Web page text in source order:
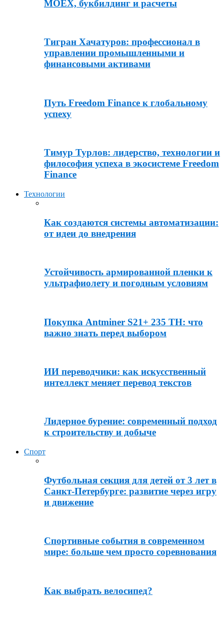
MOEX, букбилдинг и расчеты
Тигран Хачатуров: профессионал в
управлении промышленными и
финансовыми активами
Путь Freedom Finance к глобальному
успеху
Тимур Турлов: лидерство, технологии и
философия успеха в экосистеме Freedom
Finance
Технологии
Как создаются системы автоматизации:
от идеи до внедрения
Устойчивость армированной пленки к
ультрафиолету и погодным условиям
Покупка Antminer S21+ 235 TH: что
важно знать перед выбором
ИИ переводчики: как искусственный
интеллект меняет перевод текстов
Лидерное бурение: современный подход
к строительству и добыче
Спорт
Футбольная секция для детей от 3 лет в
Санкт-Петербурге: развитие через игру
и движение
Спортивные события в современном
мире: больше чем просто соревнования
Как выбрать велосипед?